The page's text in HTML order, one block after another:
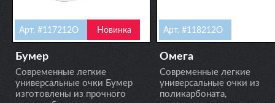
Арт. #117212О Новинка
Бумер
Современные легкие
универсальные очки Бумер
изготовлены из прочного
Арт. #118212О
Омега
Современные легкие
универсальные очки из
поликарбоната,